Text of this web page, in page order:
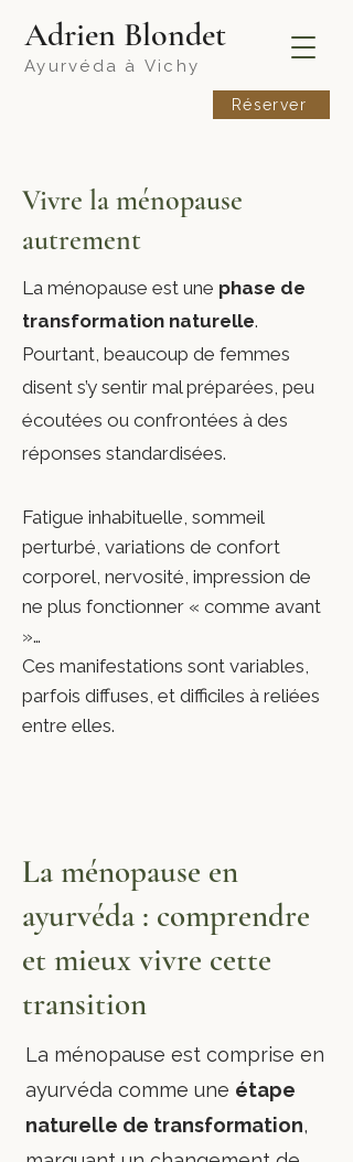
​Adrien Blondet
Ayurvéda à Vichy
Réserver
Vivre la ménopause
autrement
La ménopause est une phase de
transformation naturelle.
Pourtant, beaucoup de femmes
disent s’y sentir mal préparées, peu
écoutées ou confrontées à des
réponses standardisées.
Fatigue inhabituelle, sommeil
perturbé, variations de confort
corporel, nervosité, impression de
ne plus fonctionner « comme avant
»…
Ces manifestations sont variables,
parfois diffuses, et difficiles à reliées
entre elles.
La ménopause en
ayurvéda : comprendre
et mieux vivre cette
transition
La ménopause est comprise en
ayurvéda comme une étape
naturelle de transformation,